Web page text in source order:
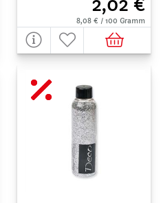
2,02 €
8,08 € / 100 Gramm